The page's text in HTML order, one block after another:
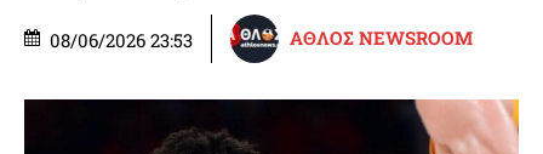
08/06/2026 23:53 ΑΘΛΟΣ NEWSROOM